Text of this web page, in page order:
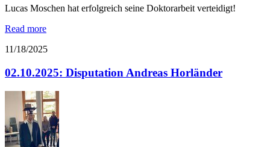
Lucas Moschen hat erfolgreich seine Doktorarbeit verteidigt!
Read more
11/18/2025
02.10.2025: Disputation Andreas Horländer